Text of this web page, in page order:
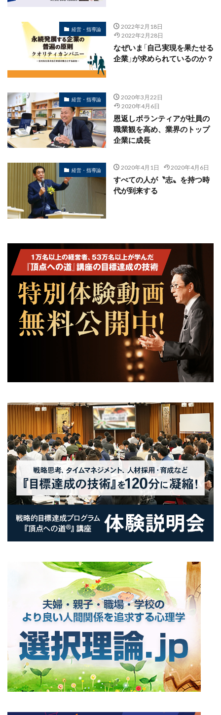
経営・指導論
2022年2月18日
2022年2月28日
なぜいま「自己実現を果たせる
企業」が求められているのか？
経営・指導論
2020年3月22日
2020年4月6日
恩返しボランティアが社員の
職業観を高め、業界のトップ
企業に成長
経営・指導論 2020年4月1日 2020年4月6日
すべての人が〝志〟を持つ時
代が到来する